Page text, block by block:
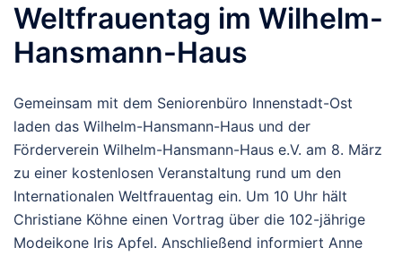
Weltfrauentag im Wilhelm-
Hansmann-Haus
Gemeinsam mit dem Seniorenbüro Innenstadt-Ost
laden das Wilhelm-Hansmann-Haus und der
Förderverein Wilhelm-Hansmann-Haus e.V. am 8. März
zu einer kostenlosen Veranstaltung rund um den
Internationalen Weltfrauentag ein. Um 10 Uhr hält
Christiane Köhne einen Vortrag über die 102-jährige
Modeikone Iris Apfel. Anschließend informiert Anne